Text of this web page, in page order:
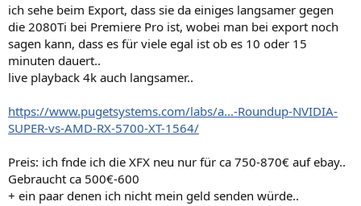
ich sehe beim Export, dass sie da einiges langsamer gegen
die 2080Ti bei Premiere Pro ist, wobei man bei export noch
sagen kann, dass es für viele egal ist ob es 10 oder 15
minuten dauert..
live playback 4k auch langsamer..
https://www.pugetsystems.com/labs/a...-Roundup-NVIDIA-
SUPER-vs-AMD-RX-5700-XT-1564/
Preis: ich fnde ich die XFX neu nur für ca 750-870€ auf ebay..
Gebraucht ca 500€-600
+ ein paar denen ich nicht mein geld senden würde..